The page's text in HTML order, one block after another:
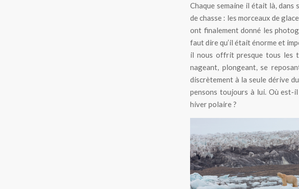
Chaque semaine il était là, dans
de chasse : les morceaux de
ont finalement donné les
faut dire qu’il était énorme et
il nous offrit presque tous les
nageant, plongeant, se
discrètement à la seule dérive
pensons toujours à lui. Où est-
hiver polaire ?